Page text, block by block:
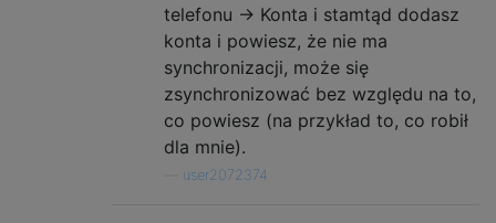
telefonu -> Konta i stamtąd dodasz
konta i powiesz, że nie ma
synchronizacji, może się
zsynchronizować bez względu na to,
co powiesz (na przykład to, co robił
dla mnie).
user2072374